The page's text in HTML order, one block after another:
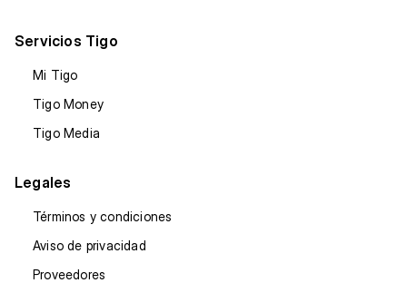
Servicios Tigo
Mi Tigo
Tigo Money
Tigo Media
Legales
Términos y condiciones
Aviso de privacidad
Proveedores